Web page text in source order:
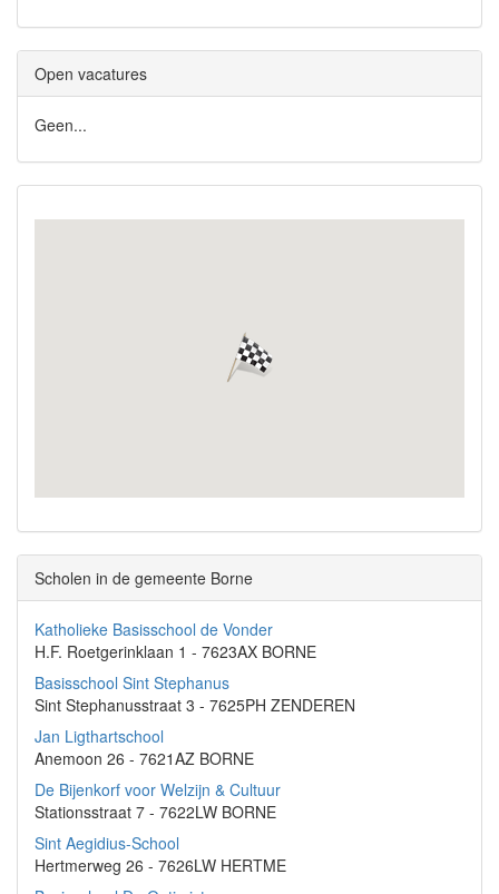
Open vacatures
Geen...
Scholen in de gemeente Borne
Katholieke Basisschool de Vonder
H.F. Roetgerinklaan 1 - 7623AX BORNE
Basisschool Sint Stephanus
Sint Stephanusstraat 3 - 7625PH ZENDEREN
Jan Ligthartschool
Anemoon 26 - 7621AZ BORNE
De Bijenkorf voor Welzijn & Cultuur
Stationsstraat 7 - 7622LW BORNE
Sint Aegidius-School
Hertmerweg 26 - 7626LW HERTME